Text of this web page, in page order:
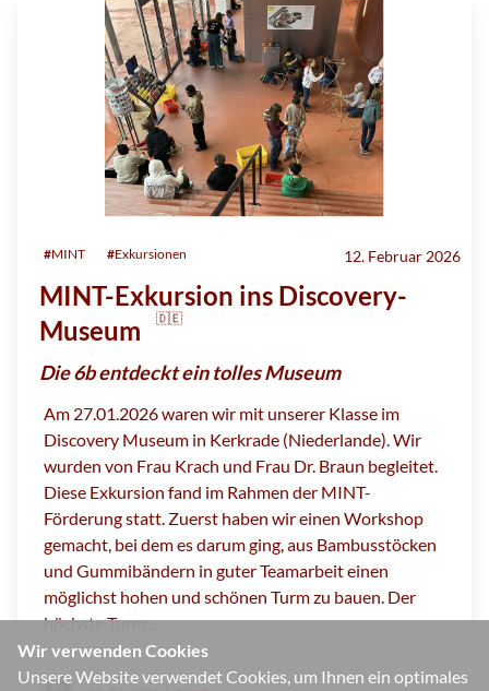
Wir verwenden Cookies
Unsere Website verwendet Cookies, um Ihnen ein optimales
#MINT #Exkursionen 12. Februar 2026
MINT-Exkursion ins Discovery-
Museum
🇩🇪
Die 6b entdeckt ein tolles Museum
Am 27.01.2026 waren wir mit unserer Klasse im
Discovery Museum in Kerkrade (Niederlande). Wir
wurden von Frau Krach und Frau Dr. Braun begleitet.
Diese Exkursion fand im Rahmen der MINT-
Förderung statt. Zuerst haben wir einen Workshop
gemacht, bei dem es darum ging, aus Bambusstöcken
und Gummibändern in guter Teamarbeit einen
möglichst hohen und schönen Turm zu bauen. Der
höchste Turm...